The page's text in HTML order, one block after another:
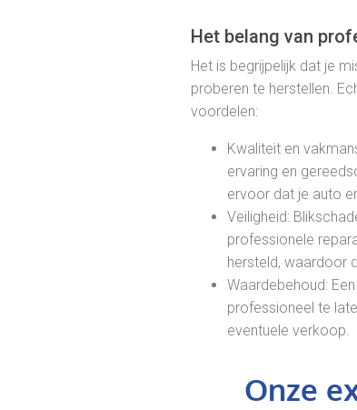
Het belang van
Het is begrijpelijk dat je
proberen te herstellen.
voordelen:
Kwaliteit en
ervaring en
ervoor dat je auto
Veiligheid:
professionele
hersteld, waardoor
Waardebehoud:
professioneel te
eventuele verkoop.
Onze